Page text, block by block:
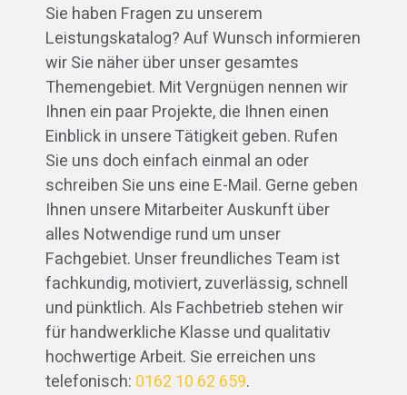
Sie haben Fragen zu unserem
Leistungskatalog? Auf Wunsch informieren
wir Sie näher über unser gesamtes
Themengebiet. Mit Vergnügen nennen wir
Ihnen ein paar Projekte, die Ihnen einen
Einblick in unsere Tätigkeit geben. Rufen
Sie uns doch einfach einmal an oder
schreiben Sie uns eine E-Mail. Gerne geben
Ihnen unsere Mitarbeiter Auskunft über
alles Notwendige rund um unser
Fachgebiet. Unser freundliches Team ist
fachkundig, motiviert, zuverlässig, schnell
und pünktlich. Als Fachbetrieb stehen wir
für handwerkliche Klasse und qualitativ
hochwertige Arbeit. Sie erreichen uns
telefonisch: 0162 10 62 659.